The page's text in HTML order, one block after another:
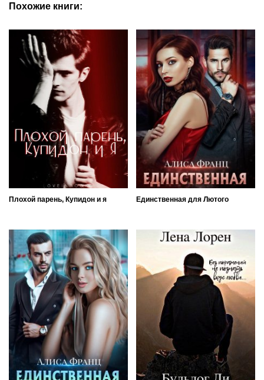
Похожие книги:
Плохой парень, Купидон и я Единственная для Лютого